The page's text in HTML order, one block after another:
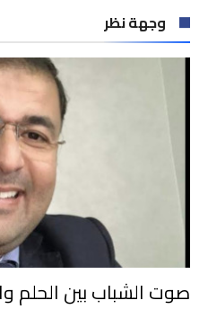
وجهة نظر
صوت الشباب بين الحلم